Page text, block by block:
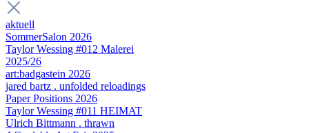
aktuell
SommerSalon 2026
Taylor Wessing #012 Malerei
2025/26
art:badgastein 2026
jared bartz . unfolded reloadings
Paper Positions 2026
Taylor Wessing #011 HEIMAT
Ulrich Bittmann . thrawn